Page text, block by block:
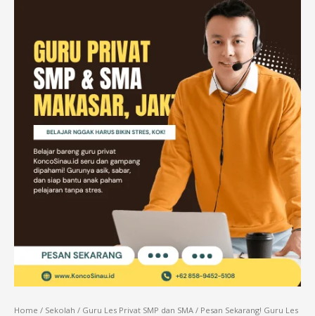
Home / Sekolah / Guru Les Privat SMP dan SMA / Pesan Sekarang! Guru Les